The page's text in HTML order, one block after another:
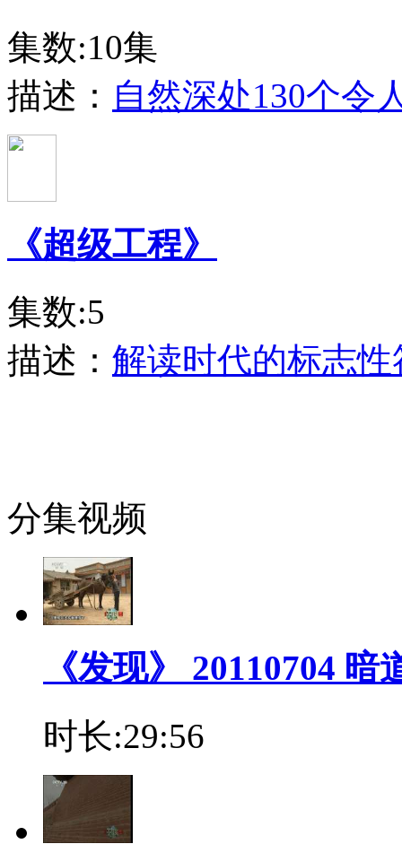
集数:10集
描述： 自然深处130个令
《超级工程》
集数:5
描述： 解读时代的标志性
分集视频
《发现》 20110704 暗
时长:29:56